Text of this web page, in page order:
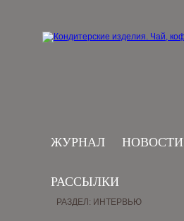
ЖУРНАЛ НОВОСТИ
РАССЫЛКИ
РАЗДЕЛ: ИНТЕРВЬЮ